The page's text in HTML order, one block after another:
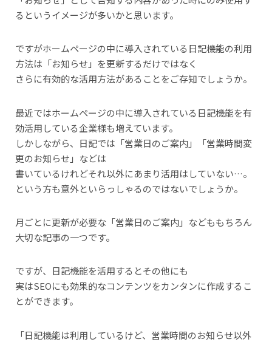
るというイメージが多いかと思います。
ですがホームページの中に導入されている日記機能の利用
方法は「お知らせ」を更新するだけではなく
さらに有効的な活用方法があることをご存知でしょうか。
最近ではホームページの中に導入されている日記機能を有
効活用している企業様も増えています。
しかしながら、日記では「営業日のご案内」「営業時間変
更のお知らせ」などは
書いているけれどそれ以外にあまり活用はしていない…。
という方も意外といらっしゃるのではないでしょうか。
月ごとに更新が必要な「営業日のご案内」などももちろん
大切な記事の一つです。
ですが、日記機能を活用するとその他にも
実はSEOにも効果的なコンテンツをカンタンに作成するこ
とができます。
「日記機能は利用しているけど、営業時間のお知らせ以外